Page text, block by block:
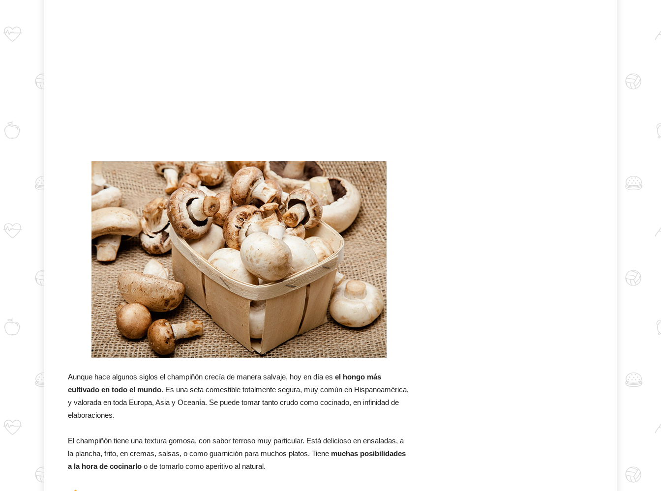
Aunque hace algunos siglos el champiñón crecía de manera salvaje, hoy en día es el hongo más
cultivado en todo el mundo. Es una seta comestible totalmente segura, muy común en Hispanoamérica,
y valorada en toda Europa, Asia y Oceanía. Se puede tomar tanto crudo como cocinado, en infinidad de
elaboraciones.
El champiñón tiene una textura gomosa, con sabor terroso muy particular. Está delicioso en ensaladas, a
la plancha, frito, en cremas, salsas, o como guarnición para muchos platos. Tiene muchas posibilidades
a la hora de cocinarlo o de tomarlo como aperitivo al natural.